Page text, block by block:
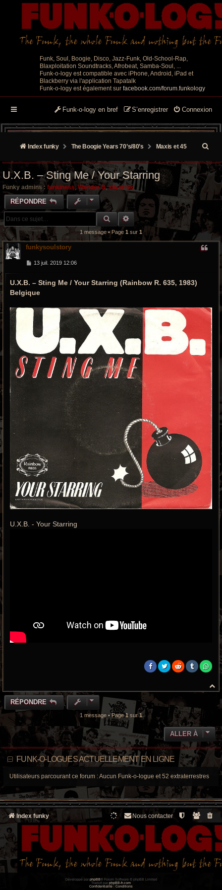
Funk, Soul, Boogie, Disco, Jazz-Funk, Old-School-Rap,
Blaxploitation Soundtracks, Afrobeat, Samba-Soul, ...
Funk-o-logy est compatible avec iPhone, Android, iPad et
Blackberry via l'application Tapatalk
Funk-o-logy est également sur facebook.com/forum.funkology
Connexion
S’enregistrer
Funk-o-logy en bref
Index funky The Boogie Years 70’s/80’s Maxis et 45
e
r
c
o
o
v
y
U.X.B. – Sting Me / Your Starring
Funky admins : funkiness, Wonder B,silverfox
RÉPONDRE
RECHERCHE GROOVY
RECHERCHE AVANCÉE
1 message • Page 1 sur 1
funkysoulstory
M
g
13 juil. 2019 12:06
U.X.B. ‎– Sting Me / Your Starring (Rainbow ‎R. 635, 1983)
Belgique
U.X.B. - Your Starring
a
t
RÉPONDRE
1 message • Page1 sur 1
ALLER À
FUNK-O-LOGUES ACTUELLEMENT EN LIGNE
Utilisateurs parcourant ce forum : Aucun Funk-o-logue et 52 extraterrestres
Index funky Nous contacter
Développé par phpBB® Forum Software © phpBB Limited
Traduit par phpBB-fr.com
Confidentialité | Conditions